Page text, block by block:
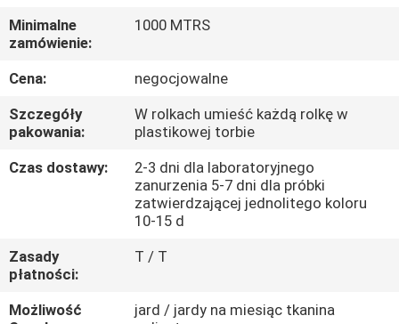
KONTROLA
JAKOŚCI
SKONTAKTUJ
SIĘ
Z
AKTUALNOŚCI
PRZYPADKI
Minimalne
zamówienie:
1000 MTRS
Cena:
negocjowalne
Szczegóły
pakowania:
W rolkach umieść każdą rolkę w
plastikowej torbie
Czas dostawy:
2-3 dni dla laboratoryjnego
zanurzenia 5-7 dni dla próbki
zatwierdzającej jednolitego koloru
10-15 d
Zasady
płatności:
T / T
Możliwość
jard / jardy na miesiąc tkanina